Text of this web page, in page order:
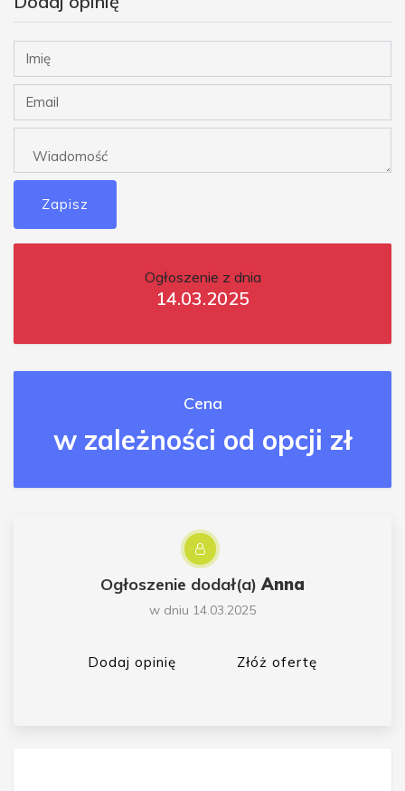
Zapisz
Ogłoszenie z dnia
14.03.2025
Cena
w zależności od opcji zł
Ogłoszenie dodał(a)Anna
w dniu 14.03.2025
Dodaj opinię Złóż ofertę